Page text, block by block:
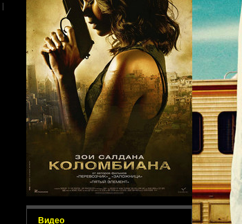
Видео
|